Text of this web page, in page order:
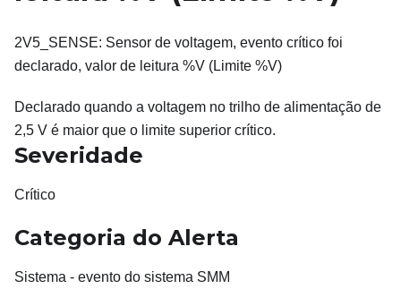
2V5_SENSE: Sensor de voltagem, evento crítico foi
declarado, valor de leitura %V (Limite %V)
Declarado quando a voltagem no trilho de alimentação de
2,5 V é maior que o limite superior crítico.
Severidade
Crítico
Categoria do Alerta
Sistema - evento do sistema SMM